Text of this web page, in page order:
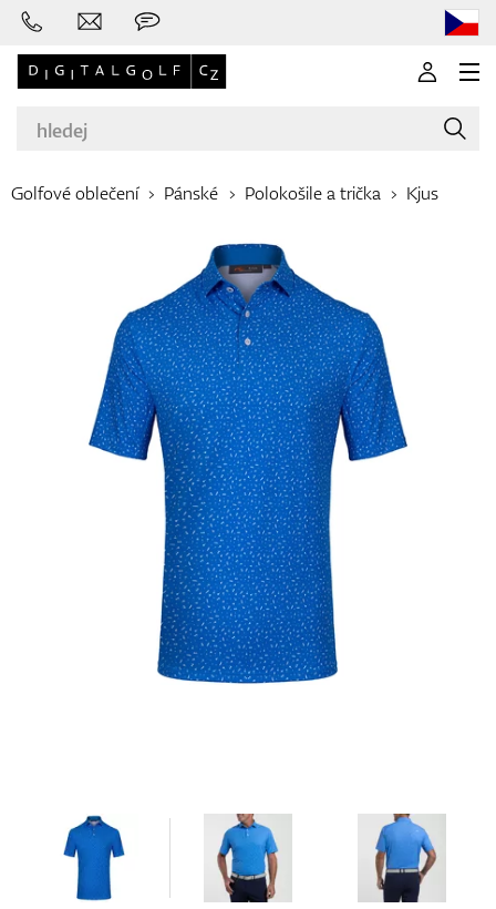
Značky
Golfové hole
Oblečení
Boty
Rukavice
Bagy
Golfové oblečení Pánské Polokošile a trička Kjus